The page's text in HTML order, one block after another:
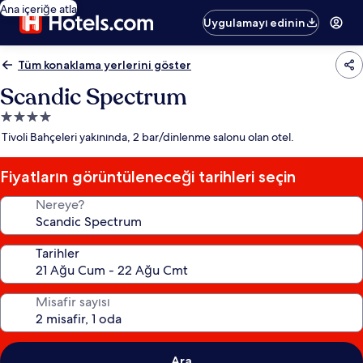
Ana içeriğe atla
Uygulamayı edinin
Tüm konaklama yerlerini göster
Scandic Spectrum
4.0
yıldızlı
yeri
Tivoli Bahçeleri yakınında, 2 bar/dinlenme salonu olan otel.
Fiyatların görüntüleneceği tarihleri seçin
Nereye?
Tarihler
Misafir sayısı